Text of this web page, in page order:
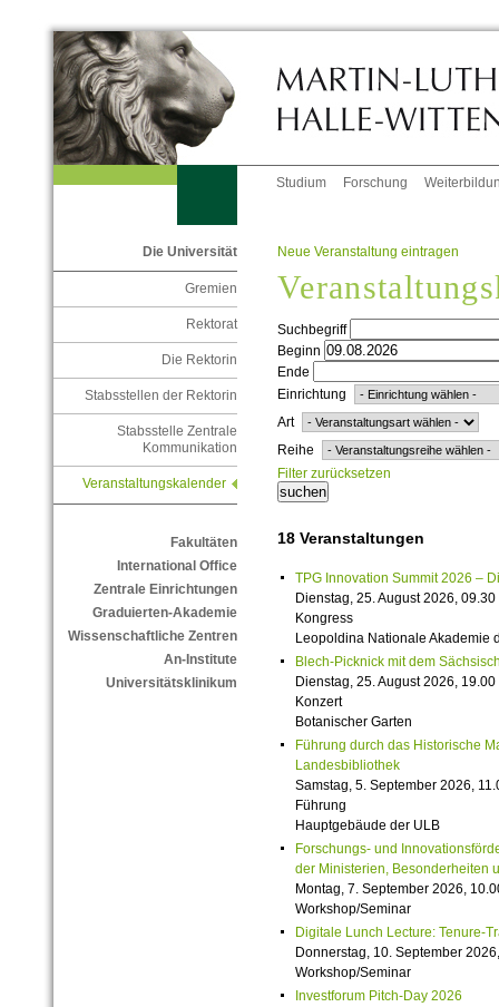
Studium Forschung
Die Universität
Gremien
Rektorat
Die Rektorin
Stabsstellen der Rektorin
Stabsstelle Zentrale
Kommunikation
Veranstaltungskalender
Fakultäten
International Office
Zentrale Einrichtungen
Graduierten-Akademie
Wissenschaftliche Zentren
An-Institute
Universitätsklinikum
Neue Veranstaltung eintragen
Suchbegriff
Beginn
Ende
Einrichtung
Art
Reihe
Filter zurücksetzen
18 Veranstaltungen
TPG Innovation Summit 2026 –
Dienstag, 25. August 2026,
Kongress
Leopoldina Nationale Akademie
Blech-Picknick mit dem
Dienstag, 25. August 2026,
Konzert
Botanischer Garten
Führung durch das Historische
Landesbibliothek
Samstag, 5. September 2026,
Führung
Hauptgebäude der ULB
Forschungs- und
der Ministerien, Besonderheiten
Montag, 7. September 2026,
Workshop/Seminar
Digitale Lunch Lecture: Tenure-
Donnerstag, 10. September
Workshop/Seminar
Investforum Pitch-Day 2026